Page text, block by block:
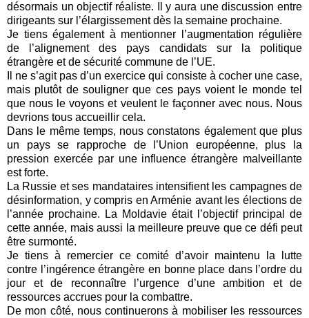
désormais un objectif réaliste. Il y aura une discussion entre
dirigeants sur l’élargissement dès la semaine prochaine.
Je tiens également à mentionner l’augmentation régulière
de l’alignement des pays candidats sur la politique
étrangère et de sécurité commune de l’UE.
Il ne s’agit pas d’un exercice qui consiste à cocher une case,
mais plutôt de souligner que ces pays voient le monde tel
que nous le voyons et veulent le façonner avec nous. Nous
devrions tous accueillir cela.
Dans le même temps, nous constatons également que plus
un pays se rapproche de l’Union européenne, plus la
pression exercée par une influence étrangère malveillante
est forte.
La Russie et ses mandataires intensifient les campagnes de
désinformation, y compris en Arménie avant les élections de
l’année prochaine. La Moldavie était l’objectif principal de
cette année, mais aussi la meilleure preuve que ce défi peut
être surmonté.
Je tiens à remercier ce comité d’avoir maintenu la lutte
contre l’ingérence étrangère en bonne place dans l’ordre du
jour et de reconnaître l’urgence d’une ambition et de
ressources accrues pour la combattre.
De mon côté, nous continuerons à mobiliser les ressources